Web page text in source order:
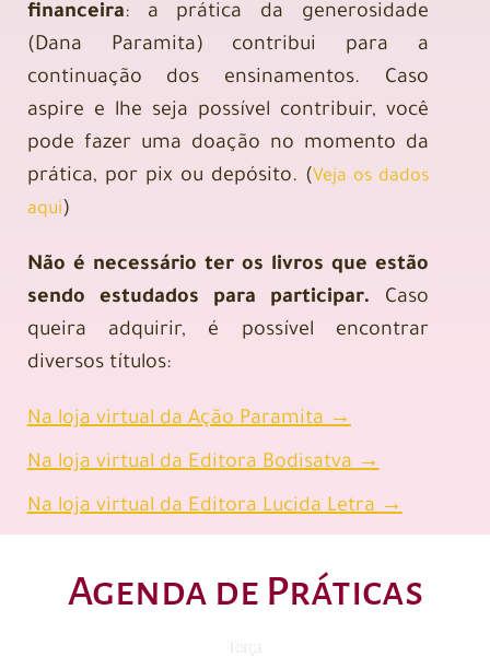
financeira: a prática da generosidade
(Dana Paramita) contribui para a
continuação dos ensinamentos. Caso
aspire e lhe seja possível contribuir, você
pode fazer uma doação no momento da
prática, por pix ou depósito. (Veja os dados
aqui)
Não é necessário ter os livros que estão
sendo estudados para participar. Caso
queira adquirir, é possível encontrar
diversos títulos:
Na loja virtual da Ação Paramita →
Na loja virtual da Editora Bodisatva →
Na loja virtual da Editora Lucida Letra →
Agenda de Práticas